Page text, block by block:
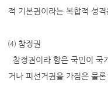
적 기본권이라는 복합적 성격
⑷ 참정권
참정권이라 함은 국민이 국
거나 피선거권을 가짐은 물